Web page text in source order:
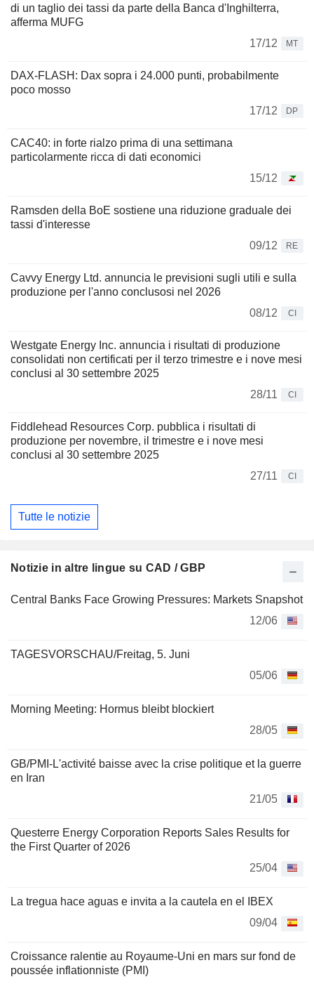
di un taglio dei tassi da parte della Banca d'Inghilterra,
afferma MUFG
17/12
MT
DAX-FLASH: Dax sopra i 24.000 punti, probabilmente
poco mosso
17/12
DP
CAC40: in forte rialzo prima di una settimana
particolarmente ricca di dati economici
15/12
Ramsden della BoE sostiene una riduzione graduale dei
tassi d'interesse
09/12
RE
Cavvy Energy Ltd. annuncia le previsioni sugli utili e sulla
produzione per l'anno conclusosi nel 2026
08/12
CI
Westgate Energy Inc. annuncia i risultati di produzione
consolidati non certificati per il terzo trimestre e i nove mesi
conclusi al 30 settembre 2025
28/11
CI
Fiddlehead Resources Corp. pubblica i risultati di
produzione per novembre, il trimestre e i nove mesi
conclusi al 30 settembre 2025
27/11
CI
Tutte le notizie
Notizie in altre lingue su CAD / GBP
Central Banks Face Growing Pressures: Markets Snapshot
12/06
TAGESVORSCHAU/Freitag, 5. Juni
05/06
Morning Meeting: Hormus bleibt blockiert
28/05
GB/PMI-L'activité baisse avec la crise politique et la guerre
en Iran
21/05
Questerre Energy Corporation Reports Sales Results for
the First Quarter of 2026
25/04
La tregua hace aguas e invita a la cautela en el IBEX
09/04
Croissance ralentie au Royaume-Uni en mars sur fond de
poussée inflationniste (PMI)